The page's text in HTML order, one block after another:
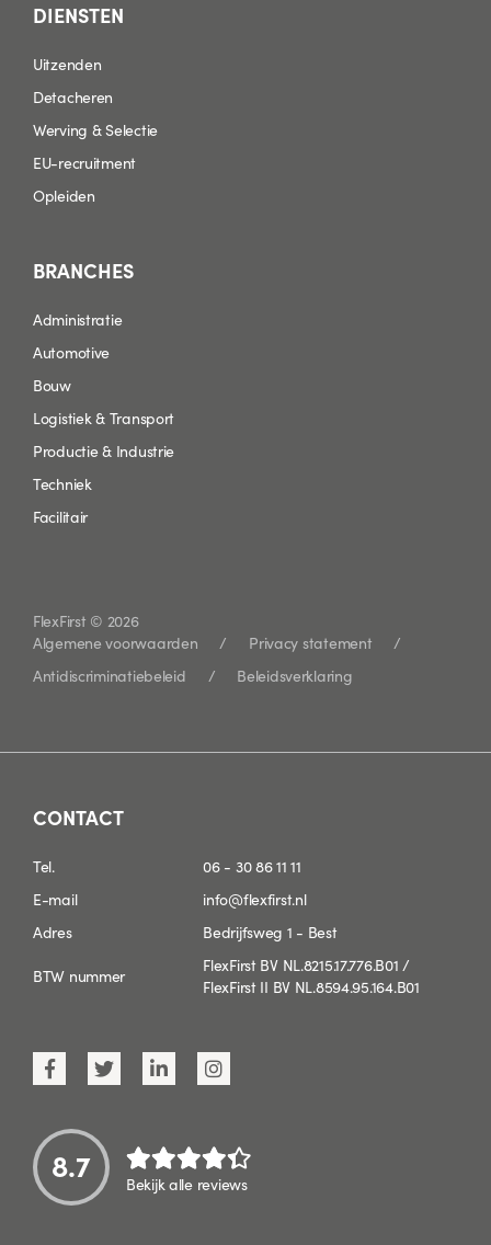
DIENSTEN
Uitzenden
Detacheren
Werving & Selectie
EU-recruitment
Opleiden
BRANCHES
Administratie
Automotive
Bouw
Logistiek & Transport
Productie & Industrie
Techniek
Facilitair
FlexFirst © 2026
Algemene voorwaarden
Privacy statement
Antidiscriminatiebeleid
Beleidsverklaring
CONTACT
Tel.
06 - 30 86 11 11
E-mail
info@flexfirst.nl
Adres
Bedrijfsweg 1 - Best
BTW nummer
FlexFirst BV NL.8215.17.776.B01 /
FlexFirst II BV NL.8594.95.164.B01
8.7 Bekijk alle reviews